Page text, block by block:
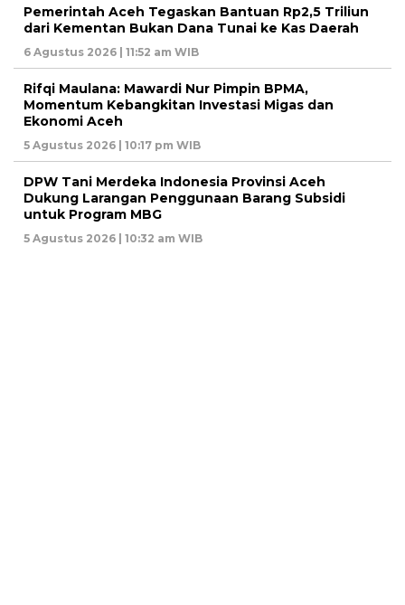
Pemerintah Aceh Tegaskan Bantuan Rp2,5 Triliun
dari Kementan Bukan Dana Tunai ke Kas Daerah
6 Agustus 2026 | 11:52 am WIB
Rifqi Maulana: Mawardi Nur Pimpin BPMA,
Momentum Kebangkitan Investasi Migas dan
Ekonomi Aceh
5 Agustus 2026 | 10:17 pm WIB
DPW Tani Merdeka Indonesia Provinsi Aceh
Dukung Larangan Penggunaan Barang Subsidi
untuk Program MBG
5 Agustus 2026 | 10:32 am WIB